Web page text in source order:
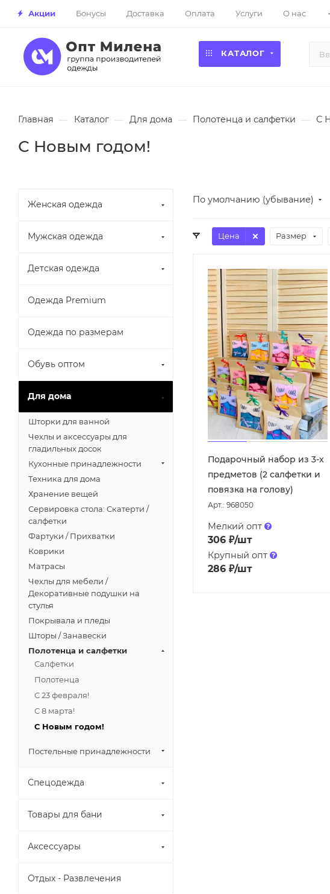
Акции Бонусы Доставка Оплата Услуги О нас
КАТАЛОГ
Главная — Каталог — Для дома — Полотенца и салфетки — С
С Новым годом!
По умолчанию (убывание)
Цена Размер
Подарочный набор из 3-х
предметов (2 салфетки и
повязка на голову)
Арт.: 968050
Мелкий опт
306 ₽/шт
Крупный опт
286 ₽/шт
Женская одежда
Мужская одежда
Детская одежда
Одежда Premium
Одежда по размерам
Обувь оптом
Для дома
Шторки для ванной
Чехлы и аксессуары для
гладильных досок
Кухонные принадлежности
Техника для дома
Хранение вещей
Сервировка стола: Скатерти /
салфетки
Фартуки / Прихватки
Коврики
Матрасы
Чехлы для мебели /
Декоративные подушки на
стулья
Покрывала и пледы
Шторы / Занавески
Полотенца и салфетки
Салфетки
Полотенца
С 23 февраля!
С 8 марта!
С Новым годом!
Постельные принадлежности
Спецодежда
Товары для бани
Аксессуары
Отдых - Развлечения